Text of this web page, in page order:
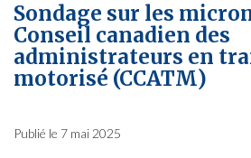
Sondage sur les
Conseil canadien des
administrateurs en
motorisé (CCATM)
Publié le 7 mai 2025